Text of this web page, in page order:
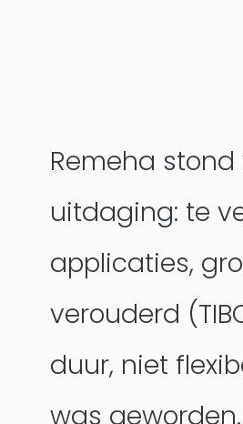
Remeha
uitdaging: te
applicaties,
verouderd
duur, niet
was